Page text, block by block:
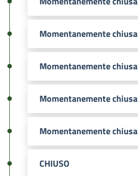
Momentanemente chiusa
Momentanemente chiusa
Momentanemente chiusa
Momentanemente chiusa
CHIUSO